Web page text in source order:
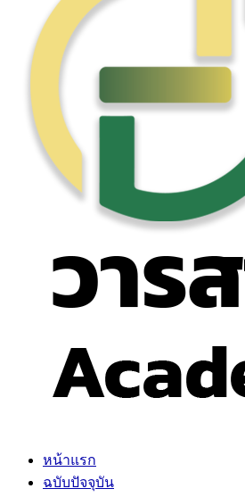
หน้าแรก
ฉบับปัจจุบัน